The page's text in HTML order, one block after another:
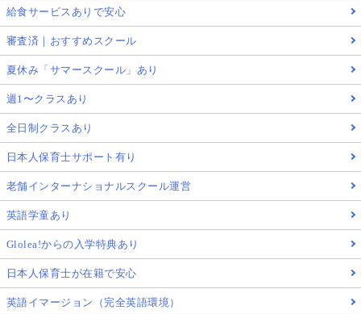
給食サービスありで安心
審査済｜おすすめスクール
夏休み「サマースクール」あり
週1〜クラスあり
全日制クラスあり
日本人保育士サポート有り
老舗インターナショナルスクール運営
英語学童あり
Glolea!からの入学特典あり
日本人保育士が在籍で安心
英語イマージョン（完全英語環境）